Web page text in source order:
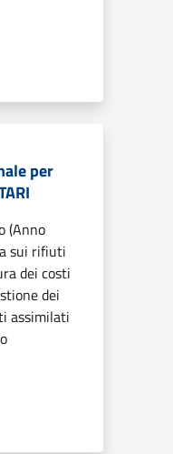
per
(Anno
sui rifiuti
dei costi
dei
assimilati